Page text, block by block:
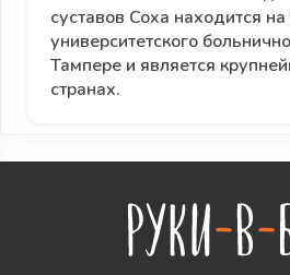
суставов Coxa находится
университетского
Тампере и является
странах.